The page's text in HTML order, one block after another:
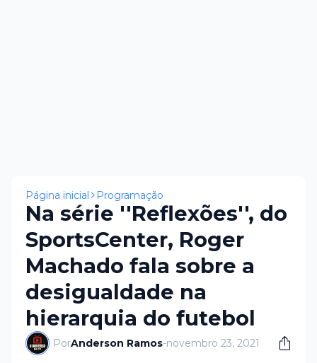
Página inicial Programação
Na série ''Reflexões'', do
SportsCenter, Roger
Machado fala sobre a
desigualdade na
hierarquia do futebol
PorAnderson Ramos-novembro 23, 2021